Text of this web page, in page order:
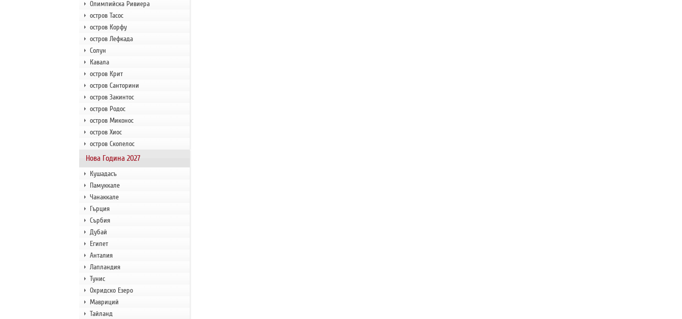
Олимпийска Ривиера
остров Тасос
остров Корфу
остров Лефкада
Солун
Кавала
остров Крит
остров Санторини
остров Закинтос
остров Родос
остров Миконос
остров Хиос
остров Скопелос
Нова Година 2027
Кушадасъ
Памуккале
Чанаккале
Гърция
Сърбия
Дубай
Египет
Анталия
Лапландия
Тунис
Охридско Езеро
Мавриций
Тайланд